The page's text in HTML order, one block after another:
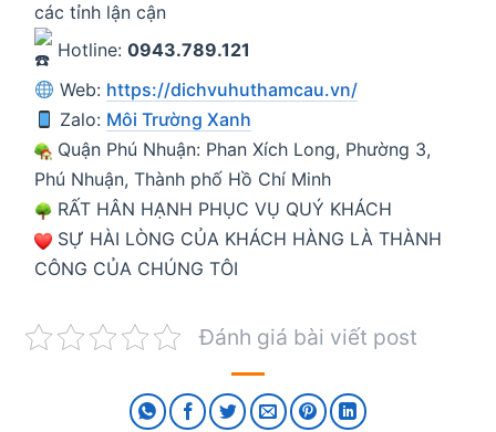
các tỉnh lận cận
Hotline: 0943.789.121
Web: https://dichvuhuthamcau.vn/
Zalo: Môi Trường Xanh
Quận Phú Nhuận: Phan Xích Long, Phường 3,
Phú Nhuận, Thành phố Hồ Chí Minh
RẤT HÂN HẠNH PHỤC VỤ QUÝ KHÁCH
SỰ HÀI LÒNG CỦA KHÁCH HÀNG LÀ THÀNH
CÔNG CỦA CHÚNG TÔI
Đánh giá bài viết post